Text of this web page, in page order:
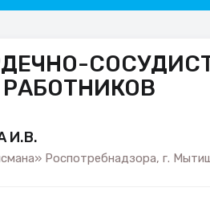
И.В.
Роспотребнадзора, г.